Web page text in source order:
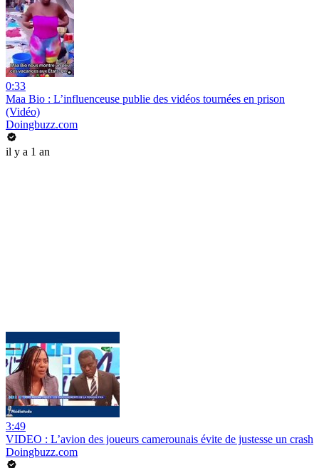
0:33
Maa Bio : L’influenceuse publie des vidéos tournées en prison
(Vidéo)
Doingbuzz.com
il y a 1 an
3:49
VIDEO : L’avion des joueurs camerounais évite de justesse un crash
Doingbuzz.com